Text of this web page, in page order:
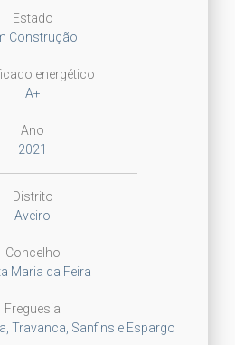
Estado
Construção
energético
A+
Ano
2021
Distrito
Aveiro
Concelho
Maria da Feira
Freguesia
Travanca, Sanfins e Espargo